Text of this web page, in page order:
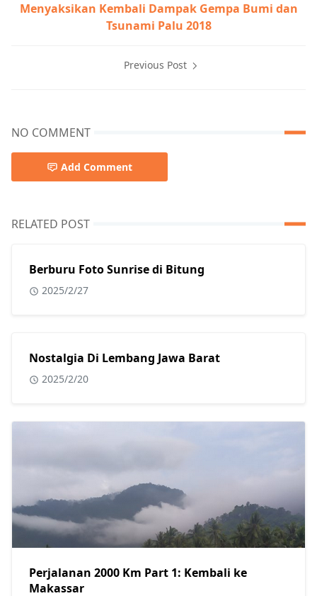
Menyaksikan Kembali Dampak Gempa Bumi dan
Tsunami Palu 2018
Previous Post
NO COMMENT
Add Comment
RELATED POST
Berburu Foto Sunrise di Bitung
2025/2/27
Nostalgia Di Lembang Jawa Barat
2025/2/20
Perjalanan 2000 Km Part 1: Kembali ke
Makassar